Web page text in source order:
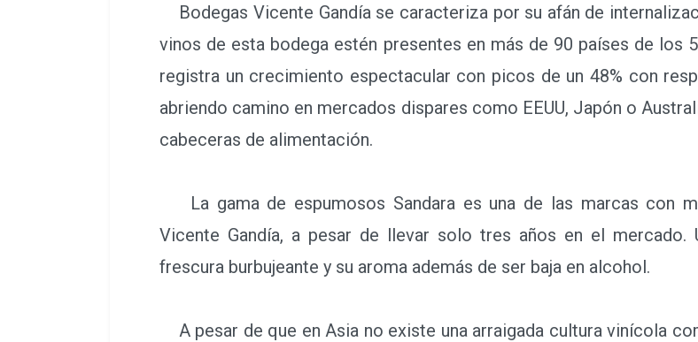
Bodegas Vicente Gandía se caracteriza por su afán de
vinos de esta bodega estén presentes en más de 90 países de los
registra un crecimiento espectacular con picos de un 48% con
abriendo camino en mercados dispares como EEUU, Japón o
cabeceras de alimentación.
La gama de espumosos Sandara es una de las marcas con
Vicente Gandía, a pesar de llevar solo tres años en el
frescura burbujeante y su aroma además de ser baja en alcohol.
A pesar de que en Asia no existe una arraigada cultura vinícola